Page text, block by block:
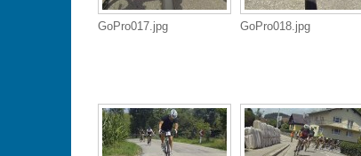
GoPro017.jpg GoPro018.jpg